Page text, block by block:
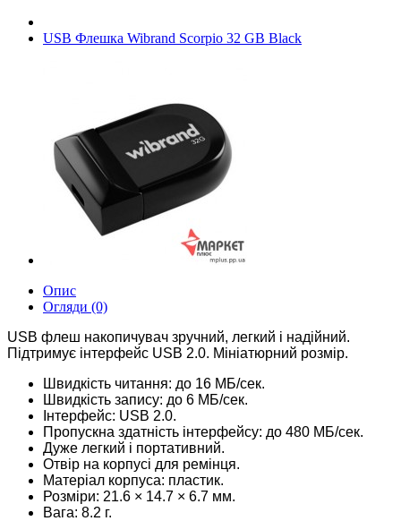
USB Флешка Wibrand Scorpio 32 GB Black
Опис
Огляди (0)
USB флеш накопичувач зручний, легкий і надійний.
Підтримує інтерфейс USB 2.0. Мініатюрний розмір.
Швидкість читання: до 16 МБ/сек.
Швидкість запису: до 6 МБ/сек.
Інтерфейс: USB 2.0.
Пропускна здатність інтерфейсу: до 480 МБ/сек.
Дуже легкий і портативний.
Отвір на корпусі для ремінця.
Матеріал корпуса: пластик.
Розміри: 21.6 × 14.7 × 6.7 мм.
Вага: 8.2 г.